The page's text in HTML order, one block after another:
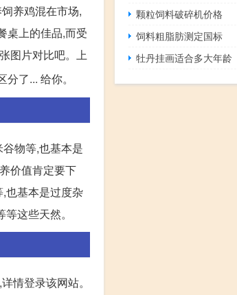
养鸡混在市场,
桌上的佳品,而受
图片对比吧。上
了... 给你。
物等,也基本是
价值肯定要下
也基本是过度杂
这些天然。
情登录该网站。
颗粒饲料破碎机价格
饲料粗脂肪测定国标
牡丹挂画适合多大年龄